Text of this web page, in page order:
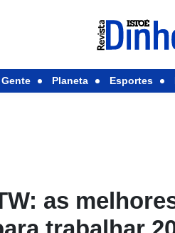
Gente Planeta Esportes
as